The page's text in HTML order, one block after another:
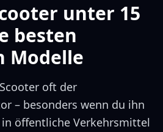
unter 15
besten
Modelle
oft der
– besonders wenn du ihn
öffentliche Verkehrsmittel